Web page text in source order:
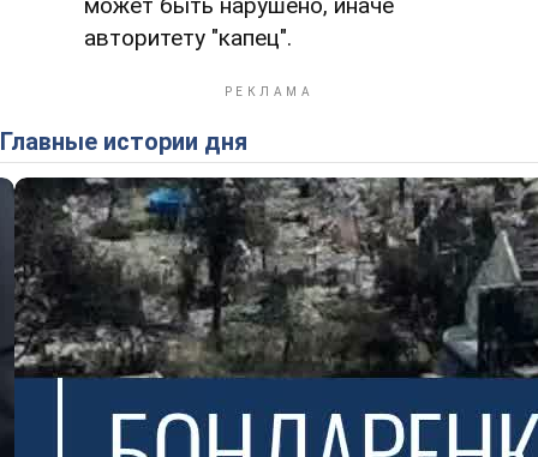
авторитету "капец".
Главные истории дня